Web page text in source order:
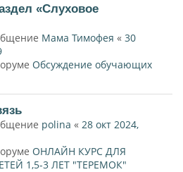
«Слуховое
Мама Тимофея « 30
Обсуждение обучающих
polina « 28 окт 2024,
ОНЛАЙН КУРС ДЛЯ
1,5-3 ЛЕТ "ТЕРЕМОК"